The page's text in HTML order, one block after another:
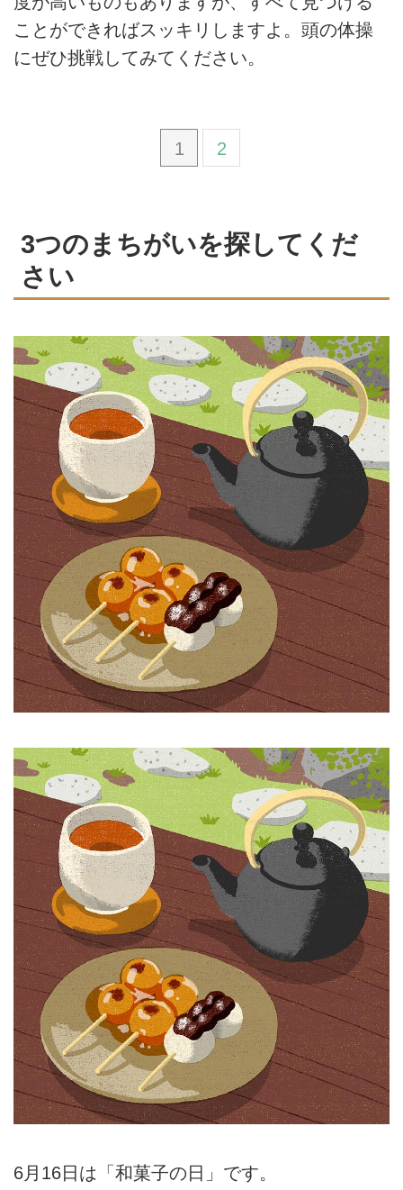
ことができればスッキリしますよ。頭の体操
にぜひ挑戦してみてください。
1 2
3つのまちがいを探してくだ
さい
6月16日は「和菓子の日」です。